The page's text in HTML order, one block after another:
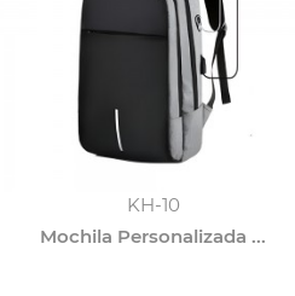
KH-10
Mochila Personalizada ...